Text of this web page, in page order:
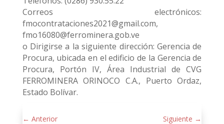
Correos electrónicos:
fmocontrataciones2021@gmail.com,
fmo16080@ferrominera.gob.ve
o Dirigirse a la siguiente dirección: Gerencia de
Procura, ubicada en el edificio de la Gerencia de
Procura, Portón IV, Área Industrial de CVG
FERROMINERA ORINOCO C.A., Puerto Ordaz,
Estado Bolívar.
← Anterior Siguiente →